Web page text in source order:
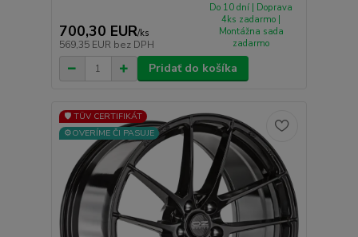
700,30 EUR/ks
569,35 EUR bez DPH
Do 10 dní | Doprava
4ks zadarmo |
Montážna sada
zadarmo
Pridať do košíka
🛡️ TÜV CERTIFIKÁT
⚙️OVERÍME ČI PASUJE